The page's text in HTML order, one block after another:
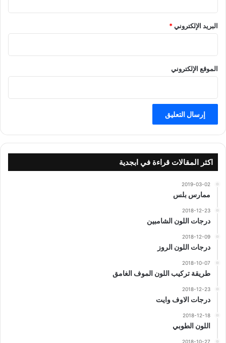
البريد الإلكتروني*
الموقع الإلكتروني
اكثر المقالات قراءة في ابجدية
2019-03-02
ممارس بلس
2018-12-23
درجات اللون الشامبين
2018-12-09
درجات اللون الروز
2018-10-07
طريقة تركيب اللون الموف الغامق
2018-12-23
درجات الاوف وايت
2018-12-18
اللون الطوبي
2018-10-27